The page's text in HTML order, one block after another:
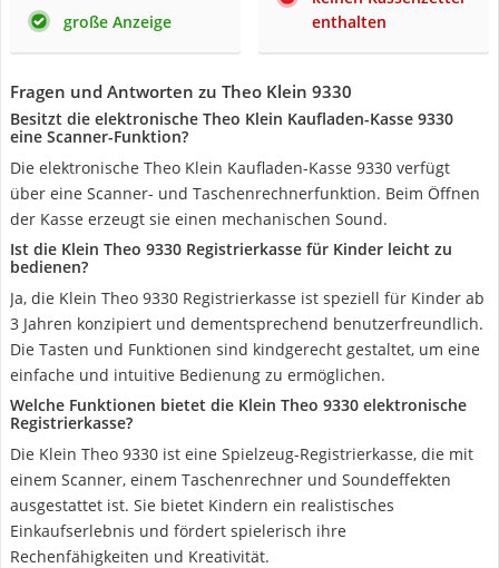
große Anzeige
enthalten
Fragen und Antworten zu Theo Klein 9330
Besitzt die elektronische Theo Klein Kaufladen-Kasse 9330
eine Scanner-Funktion?
Die elektronische Theo Klein Kaufladen-Kasse 9330 verfügt
über eine Scanner- und Taschenrechnerfunktion. Beim Öffnen
der Kasse erzeugt sie einen mechanischen Sound.
Ist die Klein Theo 9330 Registrierkasse für Kinder leicht zu
bedienen?
Ja, die Klein Theo 9330 Registrierkasse ist speziell für Kinder ab
3 Jahren konzipiert und dementsprechend benutzerfreundlich.
Die Tasten und Funktionen sind kindgerecht gestaltet, um eine
einfache und intuitive Bedienung zu ermöglichen.
Welche Funktionen bietet die Klein Theo 9330 elektronische
Registrierkasse?
Die Klein Theo 9330 ist eine Spielzeug-Registrierkasse, die mit
einem Scanner, einem Taschenrechner und Soundeffekten
ausgestattet ist. Sie bietet Kindern ein realistisches
Einkaufserlebnis und fördert spielerisch ihre
Rechenfähigkeiten und Kreativität.